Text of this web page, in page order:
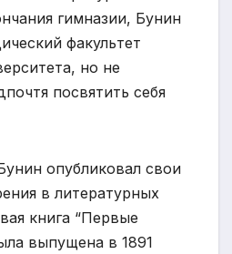
гимназии, Бунин
факультет
но не
посвятить себя
опубликовал свои
в литературных
книга “Первые
выпущена в 1891